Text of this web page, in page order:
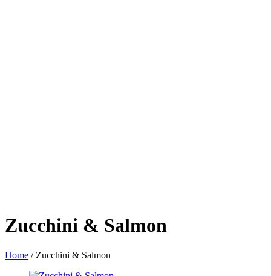
Zucchini & Salmon
Home / Zucchini & Salmon